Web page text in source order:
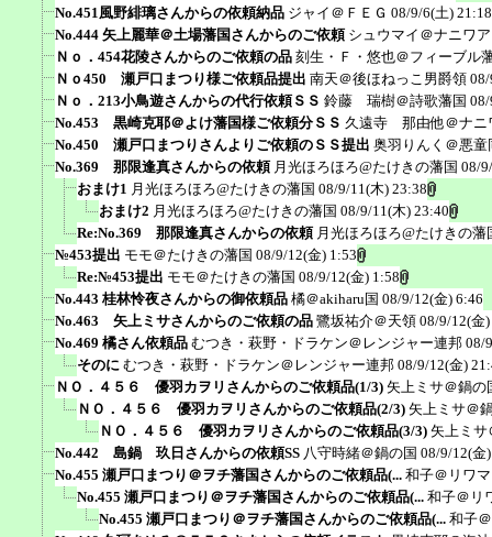
No.451風野緋璃さんからの依頼納品 ジャイ＠ＦＥＧ 08/9/6(土) 21:18
No.444 矢上麗華＠土場藩国さんからのご依頼 シュウマイ＠ナニワ
Ｎｏ．454花陵さんからのご依頼の品 刻生・Ｆ・悠也＠フィーブル
Ｎｏ450 瀬戸口まつり様ご依頼品提出 南天＠後ほねっこ男爵領
Ｎｏ．213小鳥遊さんからの代行依頼ＳＳ 鈴藤 瑞樹＠詩歌藩国
No.453 黒崎克耶＠よけ藩国様ご依頼分ＳＳ 久遠寺 那由他＠ナニ
No.450 瀬戸口まつりさんよりご依頼のＳＳ提出 奥羽りんく＠悪童
No.369 那限逢真さんからの依頼 月光ほろほろ@たけきの藩国 08/
おまけ1 月光ほろほろ@たけきの藩国 08/9/11(木) 23:38
おまけ2 月光ほろほろ@たけきの藩国 08/9/11(木) 23:40
Re:No.369 那限逢真さんからの依頼 月光ほろほろ@たけきの藩
№453提出 モモ＠たけきの藩国 08/9/12(金) 1:53
Re:№453提出 モモ＠たけきの藩国 08/9/12(金) 1:58
No.443 桂林怜夜さんからの御依頼品 橘＠akiharu国 08/9/12(金) 6:46
No.463 矢上ミサさんからのご依頼の品 鷺坂祐介＠天領 08/9/12(金
No.469 橘さん依頼品 むつき・萩野・ドラケン＠レンジャー連邦 08/
そのに むつき・萩野・ドラケン＠レンジャー連邦 08/9/12(金)
ＮＯ．４５６ 優羽カヲリさんからのご依頼品(1/3) 矢上ミサ＠鍋の
ＮＯ．４５６ 優羽カヲリさんからのご依頼品(2/3) 矢上ミサ＠
ＮＯ．４５６ 優羽カヲリさんからのご依頼品(3/3) 矢上ミサ
No.442 島鍋 玖日さんからの依頼SS 八守時緒＠鍋の国 08/9/12(金
No.455 瀬戸口まつり＠ヲチ藩国さんからのご依頼品(... 和子＠リワ
No.455 瀬戸口まつり＠ヲチ藩国さんからのご依頼品(... 和子＠リ
No.455 瀬戸口まつり＠ヲチ藩国さんからのご依頼品(... 和子